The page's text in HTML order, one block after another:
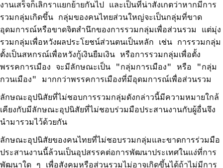
งานเสร็จก็เลิกราแยกย้ายกันไป และเป็นที่น่าสังเกตว่าหากมีการ
รวมกลุ่มเกิดขึ้น กลุ่มของคนไทยส่วนใหญ่จะเป็นกลุ่มที่ขาด
อุดมการณ์หรือขาดจิตสำนึกของการรวมกลุ่มเพื่อส่วนรวม แต่มุ่ง
รวมกลุ่มเพื่อหวังผลประโยชน์ส่วนตนเป็นหลัก เช่น การรวมกลุ่ม
ตั้งเป็นสหกรณ์เพื่อหวังกู้เงินยืมเงิน หรือการรวมกลุ่มเพื่อตั้ง
พรรคการเมือง จะมีลักษณะเป็น "กลุ่มการเมือง" หรือ "กลุ่ม
กวนเมือง" มากกว่าพรรคการเมืองที่มีอุดมการณ์เพื่อส่วนรวม
ลักษณะอุปนิสัยที่ไม่ชอบการรวมกลุ่มดังกล่าวนี้มีความหมายใกล้
เคียงกับมีลักษณะอุปนิสัยที่ไม่ชอบร่วมมือประสานงานกับผู้อื่นจึง
นำมารวมไว้ด้วยกัน
ลักษณะอุปนิสัยของคนไทยที่ไม่ชอบรวมกลุ่มและขาดการร่วมมือ
ประสานงานนี้ล้วนเป็นอุปสรรคต่อการพัฒนาประเทศในแง่ที่การ
พัฒนาใด ๆ เพื่อสังคมหรือส่วนรวมไม่อาจเกิดขึ้นได้ถ้าไม่มีการ